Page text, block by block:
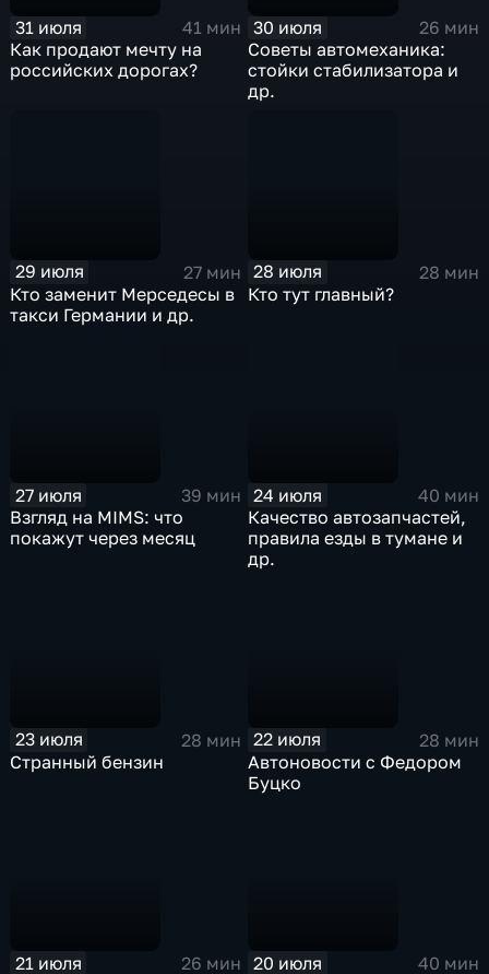
31 июля
41 мин
Как продают мечту на
российских дорогах?
30 июля
26 мин
Советы автомеханика:
стойки стабилизатора и
др.
29 июля
27 мин
Кто заменит Мерседесы в
такси Германии и др.
28 июля
28 мин
Кто тут главный?
27 июля
39 мин
Взгляд на MIMS: что
покажут через месяц
24 июля
40 мин
Качество автозапчастей,
правила езды в тумане и
др.
23 июля
28 мин
Странный бензин
22 июля
28 мин
Автоновости с Федором
Буцко
21 июля 26 мин 20 июля 40 мин